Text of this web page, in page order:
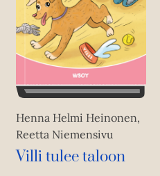
Henna Helmi Heinonen,
Reetta Niemensivu
Villi tulee taloon